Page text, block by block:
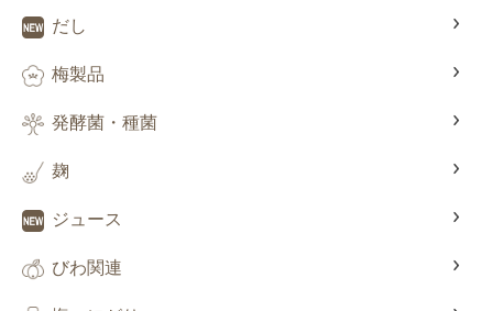
だし
梅製品
発酵菌・種菌
麹
ジュース
びわ関連